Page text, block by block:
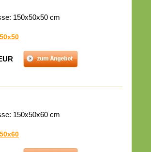
150x50x50 cm
150x50x60 cm